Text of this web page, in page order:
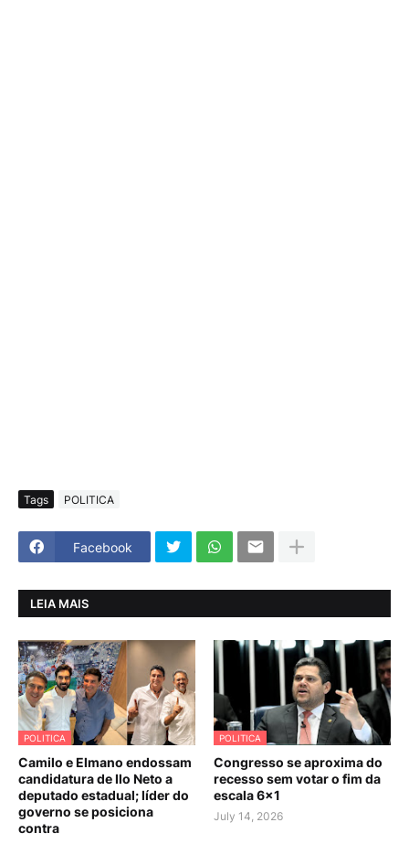
Tags POLITICA
Facebook
LEIA MAIS
POLITICA
Camilo e Elmano endossam
candidatura de Ilo Neto a
deputado estadual; líder do
governo se posiciona
contra
POLITICA
Congresso se aproxima do
recesso sem votar o fim da
escala 6×1
July 14, 2026